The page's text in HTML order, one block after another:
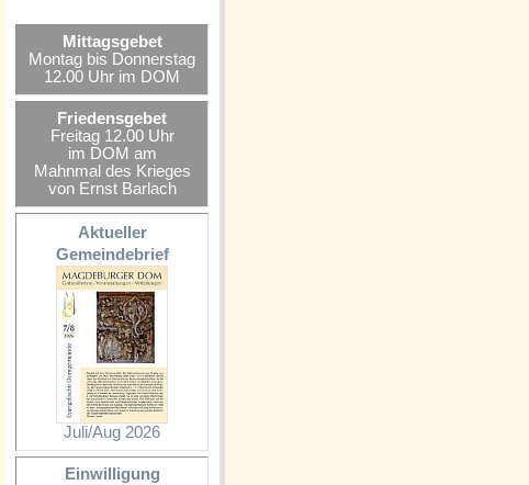
Mittagsgebet
Montag bis Donnerstag
12.00 Uhr im DOM
Friedensgebet
Freitag 12.00 Uhr
im DOM am
Mahnmal des Krieges
von Ernst Barlach
Aktueller
Gemeindebrief
Juli/Aug 2026
Einwilligung